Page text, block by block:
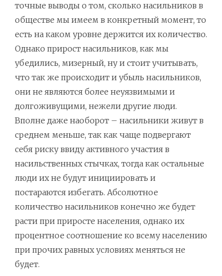
точные выводы о том, сколько насильников в
обществе мы имеем в конкретный момент, то
есть на каком уровне держится их количество.
Однако прирост насильников, как мы
убедились, мизерный, ну и стоит учитывать,
что так же происходит и убыль насильников,
они не являются более неуязвимыми и
долгоживущими, нежели другие люди.
Вполне даже наоборот – насильники живут в
среднем меньше, так как чаще подвергают
себя риску ввиду активного участия в
насильственных стычках, тогда как остальные
люди их не будут инициировать и
постараются избегать. Абсолютное
количество насильников конечно же будет
расти при приросте населения, однако их
процентное соотношение ко всему населению
при прочих равных условиях меняться не
будет.